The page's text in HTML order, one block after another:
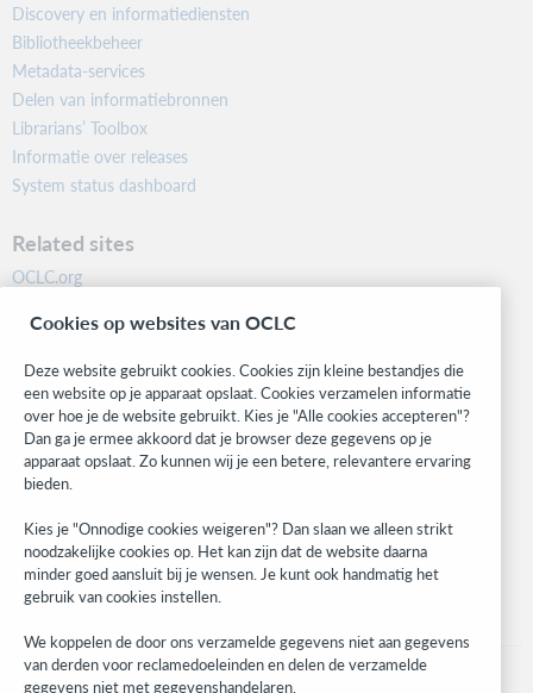
Discovery en informatiediensten
Bibliotheekbeheer
Metadata-services
Delen van informatiebronnen
Librarians’ Toolbox
Informatie over releases
System status dashboard
Related sites
OCLC.org
Community
Research
WebJunction
Developer Network
Stay in the know.
Get the latest product updates, research, events, and much more—
right to your inbox.
Subscribe now
Cookies op websites van OCLC
Deze website gebruikt cookies. Cookies zijn kleine bestandjes die
een website op je apparaat opslaat. Cookies verzamelen informatie
over hoe je de website gebruikt. Kies je "Alle cookies accepteren"?
Dan ga je ermee akkoord dat je browser deze gegevens op je
apparaat opslaat. Zo kunnen wij je een betere, relevantere ervaring
bieden.
Kies je "Onnodige cookies weigeren"? Dan slaan we alleen strikt
noodzakelijke cookies op. Het kan zijn dat de website daarna
minder goed aansluit bij je wensen. Je kunt ook handmatig het
gebruik van cookies instellen.
We koppelen de door ons verzamelde gegevens niet aan gegevens
van derden voor reclamedoeleinden en delen de verzamelde
gegevens niet met gegevenshandelaren.